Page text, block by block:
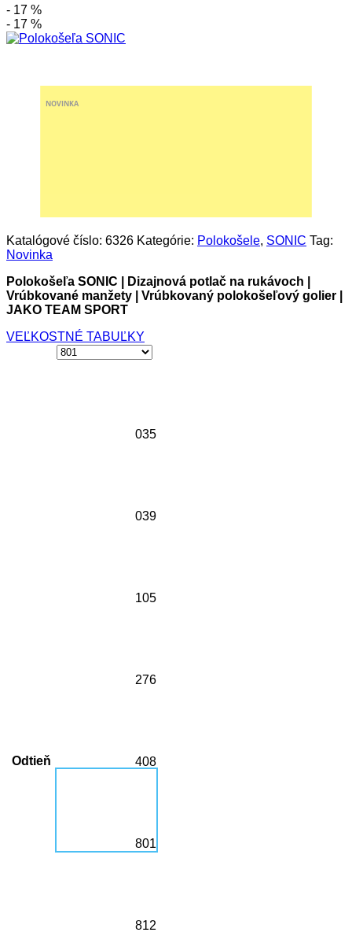
- 17 %
- 17 %
NOVINKA
Katalógové číslo: 6326 Kategórie: Polokošele, SONIC Tag:
Novinka
Polokošeľa SONIC | Dizajnová potlač na rukávoch |
Vrúbkované manžety | Vrúbkovaný polokošeľový golier |
JAKO TEAM SPORT
VEĽKOSTNÉ TABUĽKY
Odtieň
035
039
105
276
408
801
812